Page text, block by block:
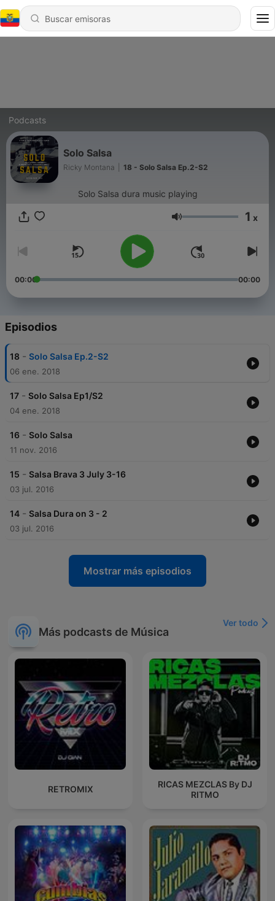
Podcasts
Solo Salsa
Ricky Montana 18 - Solo Salsa Ep.2-S2
Solo Salsa dura music playing
Volumen 1 x
00:00 00:00
Episodios
18 - Solo Salsa Ep.2-S2
06 ene. 2018
17 - Solo Salsa Ep1/S2
04 ene. 2018
16 - Solo Salsa
11 nov. 2016
15 - Salsa Brava 3 July 3-16
03 jul. 2016
14 - Salsa Dura on 3 - 2
03 jul. 2016
Mostrar más episodios
Más podcasts de Música
Ver todo
RETROMIX
RICAS MEZCLAS By DJ
RITMO